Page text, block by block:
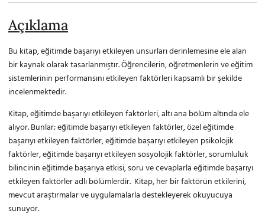
Açıklama
Bu kitap, eğitimde başarıyı etkileyen unsurları derinlemesine ele alan
bir kaynak olarak tasarlanmıştır. Öğrencilerin, öğretmenlerin ve eğitim
sistemlerinin performansını etkileyen faktörleri kapsamlı bir şekilde
incelenmektedir.
Kitap, eğitimde başarıyı etkileyen faktörleri, altı ana bölüm altında ele
alıyor. Bunlar; eğitimde başarıyı etkileyen faktörler, özel eğitimde
başarıyı etkileyen faktörler, eğitimde başarıyı etkileyen psikolojik
faktörler, eğitimde başarıyı etkileyen sosyolojik faktörler, sorumluluk
bilincinin eğitimde başarıya etkisi, soru ve cevaplarla eğitimde başarıyı
etkileyen faktörler adlı bölümlerdir. Kitap, her bir faktörün etkilerini,
mevcut araştırmalar ve uygulamalarla destekleyerek okuyucuya
sunuyor.